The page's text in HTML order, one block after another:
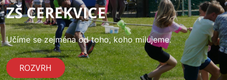
ZŠ CEREKVICE
Učíme se zejména od toho, koho milujeme.
ROZVRH